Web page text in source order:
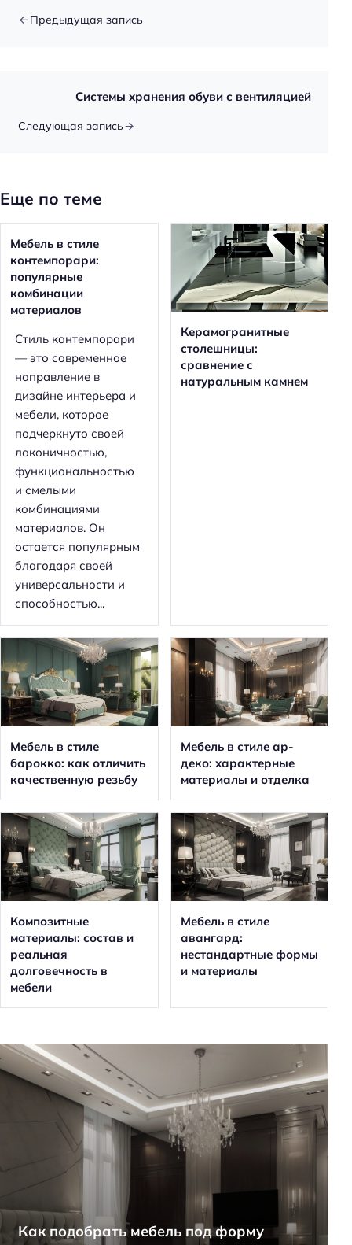
Предыдущая запись
Системы хранения обуви с вентиляцией
Следующая запись
Еще по теме
Мебель в стиле
контемпорари:
популярные
комбинации
материалов
Стиль контемпорари
— это современное
направление в
дизайне интерьера и
мебели, которое
подчеркнуто своей
лаконичностью,
функциональностью
и смелыми
комбинациями
материалов. Он
остается популярным
благодаря своей
универсальности и
способностью...
Керамогранитные
столешницы:
сравнение с
натуральным камнем
Мебель в стиле
барокко: как отличить
качественную резьбу
Мебель в стиле ар-
деко: характерные
материалы и отделка
Композитные
материалы: состав и
реальная
долговечность в
мебели
Мебель в стиле
авангард:
нестандартные формы
и материалы
Как подобрать мебель под форму